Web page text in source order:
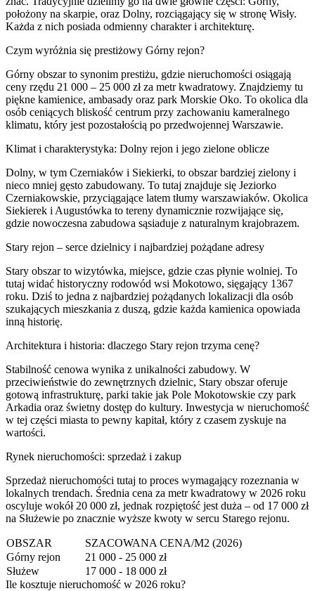
położony na skarpie, oraz Dolny, rozciągający się w stronę Wisły.
Każda z nich posiada odmienny charakter i architekturę.
Czym wyróżnia się prestiżowy Górny rejon?
Górny obszar to synonim prestiżu, gdzie nieruchomości osiągają
ceny rzędu 21 000 – 25 000 zł za metr kwadratowy. Znajdziemy tu
piękne kamienice, ambasady oraz park Morskie Oko. To okolica dla
osób ceniących bliskość centrum przy zachowaniu kameralnego
klimatu, który jest pozostałością po przedwojennej Warszawie.
Klimat i charakterystyka: Dolny rejon i jego zielone oblicze
Dolny, w tym Czerniaków i Siekierki, to obszar bardziej zielony i
nieco mniej gęsto zabudowany. To tutaj znajduje się Jeziorko
Czerniakowskie, przyciągające latem tłumy warszawiaków. Okolica
Siekierek i Augustówka to tereny dynamicznie rozwijające się,
gdzie nowoczesna zabudowa sąsiaduje z naturalnym krajobrazem.
Stary rejon – serce dzielnicy i najbardziej pożądane adresy
Stary obszar to wizytówka, miejsce, gdzie czas płynie wolniej. To
tutaj widać historyczny rodowód wsi Mokotowo, sięgający 1367
roku. Dziś to jedna z najbardziej pożądanych lokalizacji dla osób
szukających mieszkania z duszą, gdzie każda kamienica opowiada
inną historię.
Architektura i historia: dlaczego Stary rejon trzyma cenę?
Stabilność cenowa wynika z unikalności zabudowy. W
przeciwieństwie do zewnętrznych dzielnic, Stary obszar oferuje
gotową infrastrukturę, parki takie jak Pole Mokotowskie czy park
Arkadia oraz świetny dostęp do kultury. Inwestycja w nieruchomość
w tej części miasta to pewny kapitał, który z czasem zyskuje na
wartości.
Rynek nieruchomości: sprzedaż i zakup
Sprzedaż nieruchomości tutaj to proces wymagający rozeznania w
lokalnych trendach. Średnia cena za metr kwadratowy w 2026 roku
oscyluje wokół 20 000 zł, jednak rozpiętość jest duża – od 17 000 zł
na Służewie po znacznie wyższe kwoty w sercu Starego rejonu.
OBSZAR
SZACOWANA CENA/M2 (2026)
Górny rejon
21 000 - 25 000 zł
Służew
17 000 - 18 000 zł
Ile kosztuje nieruchomość w 2026 roku?